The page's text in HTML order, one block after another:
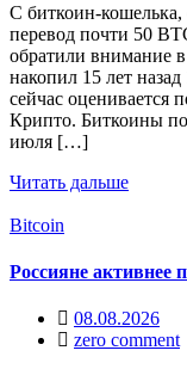
С биткоин-кошелька,
перевод почти 50
обратили внимание в
накопил 15 лет
сейчас
Крипто. Биткоины
июля […]
Читать дальше
Bitcoin
Россияне активнее
08.08.2026
zero comment